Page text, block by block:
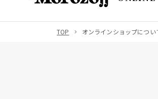
TOP オンラインショップにつ